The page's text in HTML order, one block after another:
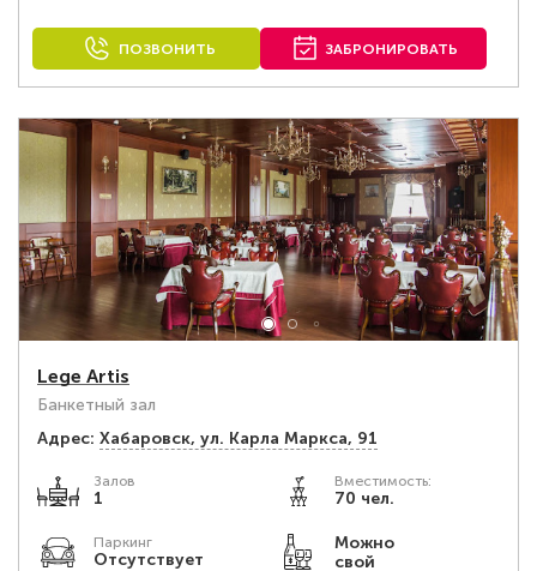
ПОЗВОНИТЬ ЗАБРОНИРОВАТЬ
Lege Artis
Банкетный зал
Адрес: Хабаровск, ул. Карла Маркса, 91
Залов
1
Вместимость:
70 чел.
Паркинг
Отсутствует
Можно
свой